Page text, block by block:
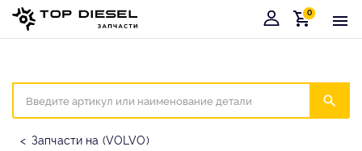
Корзина
0
Запчасти на (VOLVO)